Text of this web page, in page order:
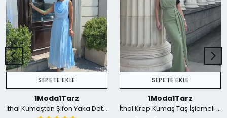
SEPETE EKLE
1Moda1Tarz
İthal Kumaştan Şifon Yaka Detaylı Piliseli Kemerli Astarlı Özel Tasarım Elbise - mavi
SEPETE EKLE
1Moda1Tarz
İthal Krep Kumaş Taş İşlemeli Askılı Astarlı Özel Tasarım Yırtmaçlı Maxi Elbise - Yeşil